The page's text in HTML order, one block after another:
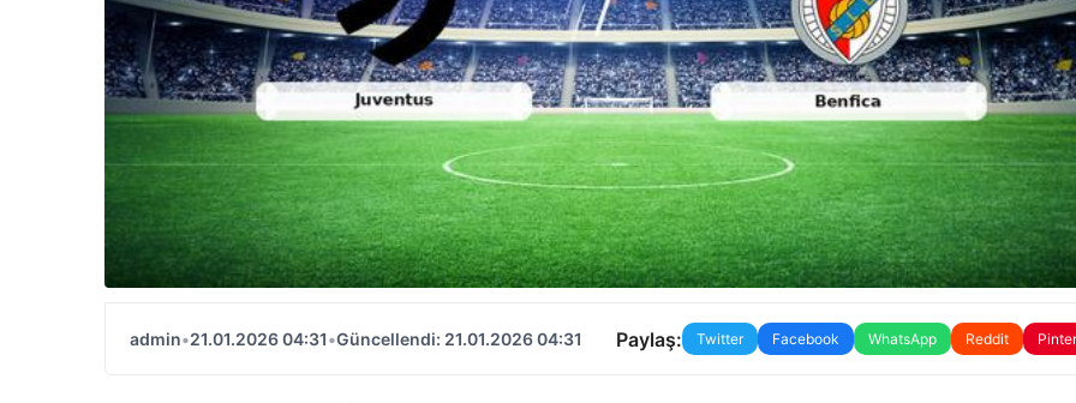
admin•21.01.2026 04:31•Güncellendi: 21.01.2026 04:31 Paylaş: Twitter Facebook WhatsApp Reddit